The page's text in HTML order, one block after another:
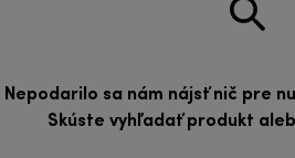
Nepodarilo sa nám nájsť nič pre
Skúste vyhľadať produkt